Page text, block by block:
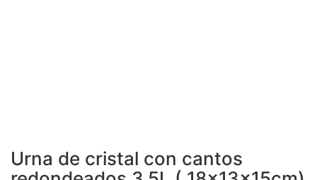
Urna de cristal con cantos